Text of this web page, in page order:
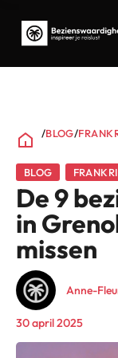
/BLOG/
BLOG
De 9
in
missen
Anne-
30 april 2025